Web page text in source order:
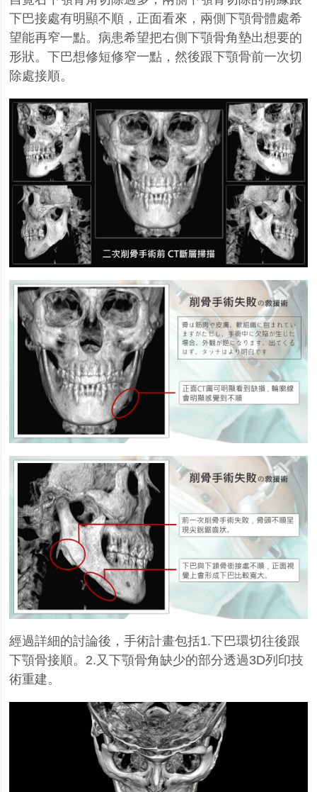
下巴接處有明顯不順，正面看來，兩側下顎骨體處希
望能再窄一點。病患希望把右側下顎骨角墊出想要的
形狀。下巴想修短修窄一點，然後跟下顎骨前一次切
除處接順。
經過詳細的討論後，手術計畫包括1.下巴環切往後跟
下顎骨接順。2.又下顎骨角缺少的部分透過3D列印技
術重建。